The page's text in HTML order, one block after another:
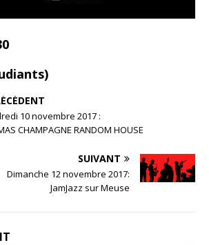
10 novembre 2017 :
CHAMPAGNE RANDOM HOUSE
SUIVANT
Dimanche 12 novembre 2017:
JamJazz sur Meuse